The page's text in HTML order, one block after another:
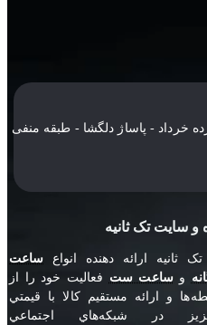
خرداد - پاساژ دلگشا - طبقه منفی
سایت تک ثانیه
ثانيه ارائه دهنده انواع ساعت
وساعت ست فعاليت خود را از
و ارائه مستقيم کالا با قيمتي
در شبکه‌هاي اجتماعي